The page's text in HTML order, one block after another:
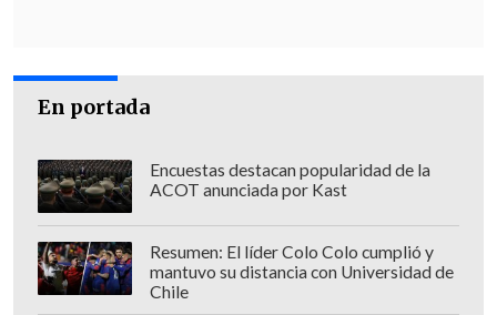
En portada
Encuestas destacan popularidad de la
ACOT anunciada por Kast
Resumen: El líder Colo Colo cumplió y
mantuvo su distancia con Universidad de
Chile